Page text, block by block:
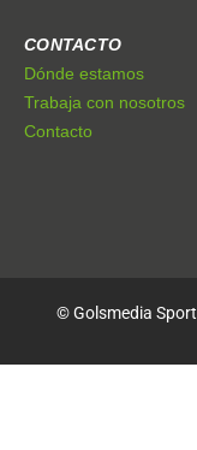
CONTACTO
Dónde estamos
Trabaja con nosotros
Contacto
© Golsmedia